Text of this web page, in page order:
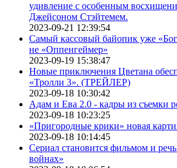
удивление с особенным
Джейсоном Стэйтемем.
2023-09-21 12:39:54
Самый кассовый байопик уже
не «Оппенгеймер»
2023-09-19 15:38:47
Новые приключения Цветана
«Тролли 3». (ТРЕЙЛЕР)
2023-09-18 10:30:42
Адам и Ева 2.0 - кадры из съемки
2023-09-18 10:23:25
«Пригородные крики» новая
2023-09-18 10:14:45
Сериал становится фильмом и
войнах»